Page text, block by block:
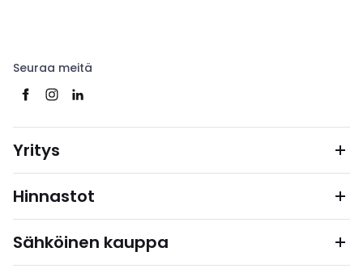
Seuraa meitä
Yritys
Hinnastot
Sähköinen kauppa